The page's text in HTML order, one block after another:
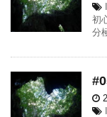
初
分